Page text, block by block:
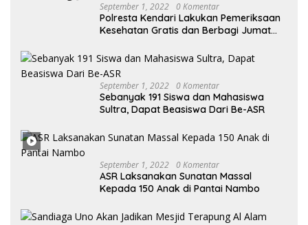
September 1, 2022 0 Komentar
Polresta Kendari Lakukan Pemeriksaan
Kesehatan Gratis dan Berbagi Jumat
September 1, 2022 0 Komentar
Sebanyak 191 Siswa dan Mahasiswa
Sultra, Dapat Beasiswa Dari Be-ASR
September 1, 2022 0 Komentar
ASR Laksanakan Sunatan Massal
Kepada 150 Anak di Pantai Nambo